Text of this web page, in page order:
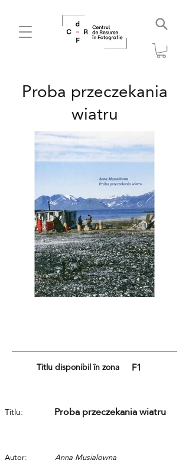
Proba przeczekania
wiatru
Titlu disponibil în zona F1
Titlu: Proba przeczekania wiatru
Autor:
Anna Musialowna